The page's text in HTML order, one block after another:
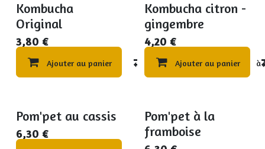
Kombucha
Original
3,80 €
Ajouter au panier Compare Ajouter à
Kombucha citron -
gingembre
4,20 €
Ajouter au panier
Pom'pet au cassis
6,30 €
Pom'pet à la
framboise